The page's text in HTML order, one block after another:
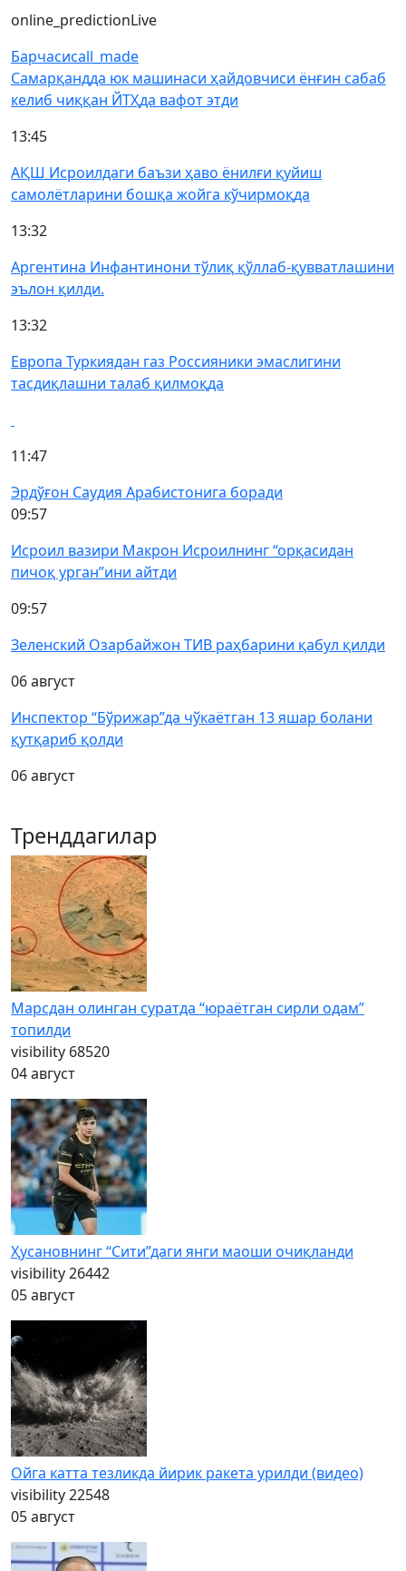
online_predictionLive
Барчасиcall_made
Самарқандда юк машинаси ҳайдовчиси ёнғин сабаб
келиб чиққан ЙТҲда вафот этди
13:45
АҚШ Исроилдаги баъзи ҳаво ёнилғи қуйиш
самолётларини бошқа жойга кўчирмоқда
13:32
Аргентина Инфантинони тўлиқ қўллаб-қувватлашини
эълон қилди.
13:32
Европа Туркиядан газ Россияники эмаслигини
тасдиқлашни талаб қилмоқда
11:47
Эрдўғон Саудия Арабистонига боради
09:57
Исроил вазири Макрон Исроилнинг “орқасидан
пичоқ урган”ини айтди
09:57
Зеленский Озарбайжон ТИВ раҳбарини қабул қилди
06 август
Инспектор “Бўрижар”да чўкаётган 13 яшар болани
қутқариб қолди
06 август
Тренддагилар
Марсдан олинган суратда “юраётган сирли одам”
топилди
visibility 68520
04 август
Ҳусановнинг “Сити”даги янги маоши очиқланди
visibility26442
05 август
Ойга катта тезликда йирик ракета урилди (видео)
visibility22548
05 август